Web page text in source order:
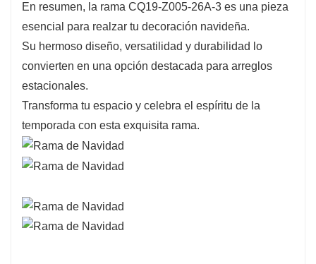
En resumen, la rama CQ19-Z005-26A-3 es una pieza
esencial para realzar tu decoración navideña.
Su hermoso diseño, versatilidad y durabilidad lo
convierten en una opción destacada para arreglos
estacionales.
Transforma tu espacio y celebra el espíritu de la
temporada con esta exquisita rama.